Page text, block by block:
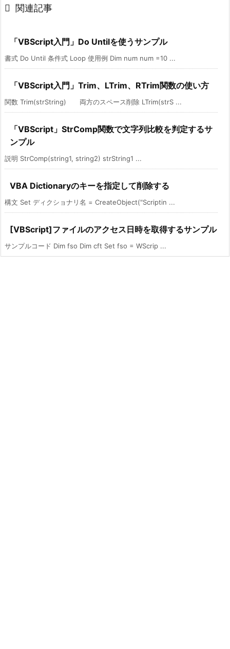
 関連記事
「VBScript入門」Do Untilを使うサンプル
書式 Do Until 条件式 Loop 使用例 Dim num num =10 ...
「VBScript入門」Trim、LTrim、RTrim関数の使い方
関数 Trim(strString) 両方のスペース削除 LTrim(strS ...
「VBScript」StrComp関数で文字列比較を判定するサ
ンプル
説明 StrComp(string1, string2) strString1 ...
VBA Dictionaryのキーを指定して削除する
構文 Set ディクショナリ名 = CreateObject("Scriptin ...
[VBScript]ファイルのアクセス日時を取得するサンプル
サンプルコード Dim fso Dim cft Set fso = WScrip ...